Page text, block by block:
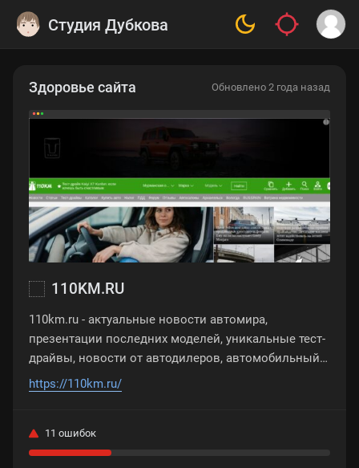
Студия Дубкова
Здоровье сайта Обновлено 2 года назад
110KM.RU
110km.ru - актуальные новости автомира,
презентации последних моделей, уникальные тест-
драйвы, новости от автодилеров, автомобильный
каталог.
https://110km.ru/
11 ошибок